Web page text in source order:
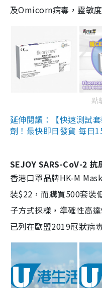
及Omicorn病毒，靈敏
點
延伸閱讀：【快速測試
劑！最快即日發貨 每日
SEJOY SARS-CoV-2 抗
香港口罩品牌HK-M
裝$22，而購買500套裝
子方式採樣，準確性高
已列在歐盟2019冠狀病